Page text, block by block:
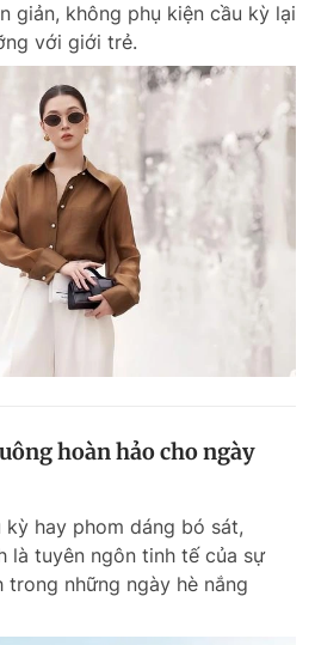
giản, không phụ kiện cầu kỳ lại
với giới trẻ.
hoàn hảo cho ngày
hay phom dáng bó sát,
là tuyên ngôn tinh tế của sự
những ngày hè nắng